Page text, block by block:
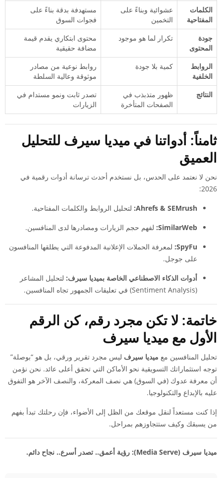
الكلمات
المفتاحية
عشوائية وبناءً على
التخمين
مستهدفة بدقة بناءً على
فجوات السوق
جودة
المحتوى
تكرار لما هو موجود
محتوى ابتكاري يقدم قيمة
مضافة حقيقية
الروابط
الخلفية
كمية بلا جودة
روابط نوعية من مصادر
موثوقة وعالية السلطة
النتائج
ظهور متذبذب في
الصفحات المتأخرة
تصدر ثابت ونمو مستدام في
الزيارات
ثامناً: أدواتنا في ميديا سيرف للتحليل
العميق
نحن لا نعتمد على الحدس، بل نستخدم أحدث ترسانة أدوات رقمية في
2026:
Ahrefs & SEMrush: لتحليل الروابط والكلمات المفتاحية.
SimilarWeb: لفهم حجم الزيارات ومصادرها لدى المنافسين.
SpyFu: لمعرفة الحملات الإعلانية المدفوعة التي يطلقها المنافسون
على جوجل.
أدوات الذكاء الاصطناعي الخاصة بميديا سيرف: لتحليل المشاعر
(Sentiment Analysis) في تعليقات الجمهور تجاه المنافسين.
خاتمة: لا تكن مجرد رقم، كن الرقم
الأول مع ميديا سيرف
تحليل المنافسين مع ميديا سيرف ليس مجرد تقرير ورقي، بل هو “بوصلة”
توجه استثماراتك التسويقية نحو الأماكن التي تحقق أعلى عائد. نحن نؤمن
أن معرفة عدوك (في السوق) هي نصف المعركة، والنصف الآخر هو التفوق
عليه بالإبداع والتكنولوجيا.
إذا كنت مستعداً لنقل موقعك من الظل إلى الأضواء، فإن رحلتك تبدأ بفهم
من يسبقك وكيف ستتجاوزهم بمراحل.
ميديا سيرف (Media Serve): رؤية أعمق.. تصدر أسرع.. نجاح دائم.